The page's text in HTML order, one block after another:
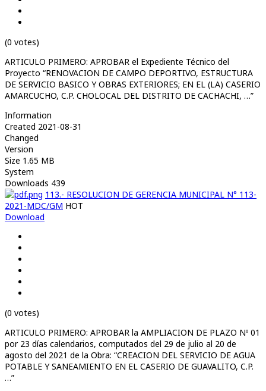
(0 votes)
ARTICULO PRIMERO: APROBAR el Expediente Técnico del
Proyecto “RENOVACION DE CAMPO DEPORTIVO, ESTRUCTURA
DE SERVICIO BASICO Y OBRAS EXTERIORES; EN EL (LA) CASERIO
AMARCUCHO, C.P. CHOLOCAL DEL DISTRITO DE CACHACHI, …”
Information
Created 2021-08-31
Changed
Version
Size 1.65 MB
System
Downloads 439
113.- RESOLUCION DE GERENCIA MUNICIPAL N° 113-
2021-MDC/GM HOT
Download
(0 votes)
ARTICULO PRIMERO: APROBAR la AMPLIACION DE PLAZO Nº 01
por 23 días calendarios, computados del 29 de julio al 20 de
agosto del 2021 de la Obra: “CREACION DEL SERVICIO DE AGUA
POTABLE Y SANEAMIENTO EN EL CASERIO DE GUAVALITO, C.P.
…”